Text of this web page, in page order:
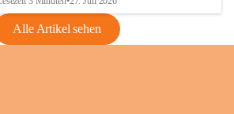
Alle Artikel sehen